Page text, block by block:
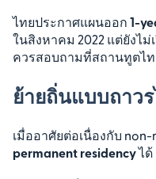
ไทยประกาศแผนออก 1-
ในสิงหาคม 2022 แต่ยังไ
ควรสอบถามที่สถานทูตไ
ย้ายถิ่นแบบถาว
เมื่ออาศัยต่อเนื่องกับ
permanent residencyได้